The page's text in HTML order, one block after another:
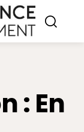
: En